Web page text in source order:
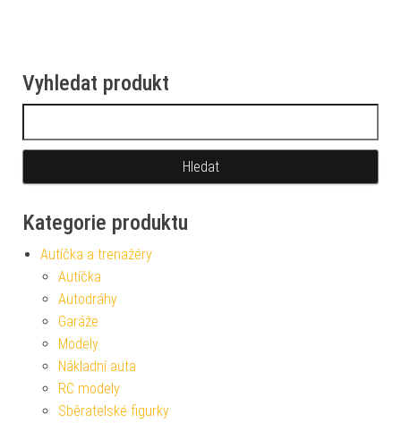
Vyhledat produkt
Kategorie produktu
Autíčka a trenažéry
Autíčka
Autodráhy
Garáže
Modely
Nákladní auta
RC modely
Sběratelské figurky